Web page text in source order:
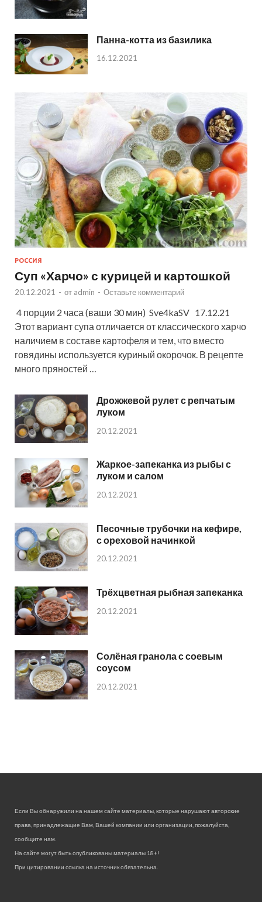
Панна-котта из базилика
16.12.2021
РОССИЯ
Суп «Харчо» с курицей и картошкой
20.12.2021 - от admin - Оставьте комментарий
4 порции 2 часа (ваши 30 мин) Sve4kaSV 17.12.21
Этот вариант супа отличается от классического харчо
наличием в составе картофеля и тем, что вместо
говядины используется куриный окорочок. В рецепте
много пряностей …
Дрожжевой рулет с репчатым
луком
20.12.2021
Жаркое-запеканка из рыбы с
луком и салом
20.12.2021
Песочные трубочки на кефире,
с ореховой начинкой
20.12.2021
Трёхцветная рыбная запеканка
20.12.2021
Солёная гранола с соевым
соусом
20.12.2021
Если Вы обнаружили на нашем сайте материалы, которые нарушают авторские
права, принадлежащие Вам, Вашей компании или организации, пожалуйста,
сообщите нам.
На сайте могут быть опубликованы материалы 18+!
При цитировании ссылка на источник обязательна.